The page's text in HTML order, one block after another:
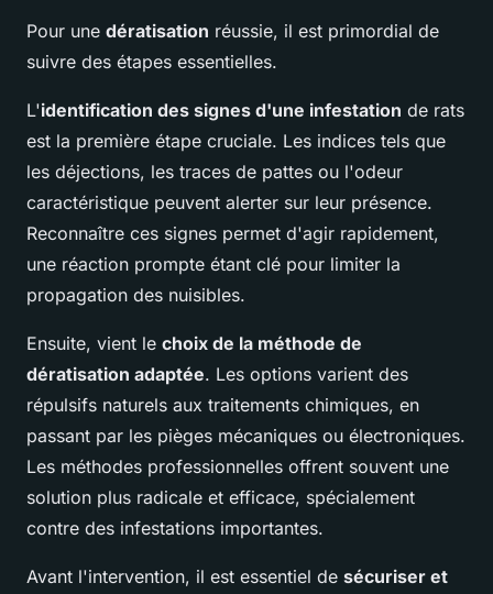
Pour une dératisation réussie, il est primordial de
suivre des étapes essentielles.
L'identification des signes d'une infestation de rats
est la première étape cruciale. Les indices tels que
les déjections, les traces de pattes ou l'odeur
caractéristique peuvent alerter sur leur présence.
Reconnaître ces signes permet d'agir rapidement,
une réaction prompte étant clé pour limiter la
propagation des nuisibles.
Ensuite, vient le choix de la méthode de
dératisation adaptée. Les options varient des
répulsifs naturels aux traitements chimiques, en
passant par les pièges mécaniques ou électroniques.
Les méthodes professionnelles offrent souvent une
solution plus radicale et efficace, spécialement
contre des infestations importantes.
Avant l'intervention, il est essentiel de sécuriser et